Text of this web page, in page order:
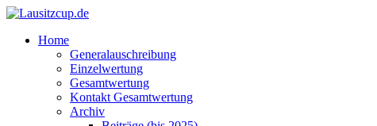
Home
Generalauschreibung
Einzelwertung
Gesamtwertung
Kontakt Gesamtwertung
Archiv